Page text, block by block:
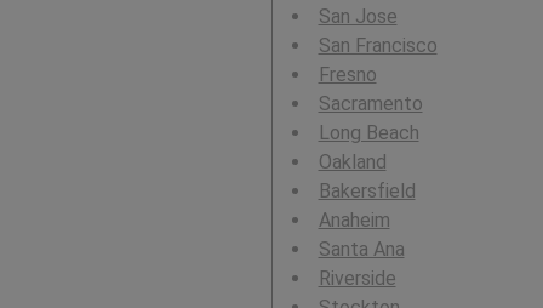
San Jose
San Francisco
Fresno
Sacramento
Long Beach
Oakland
Bakersfield
Anaheim
Santa Ana
Riverside